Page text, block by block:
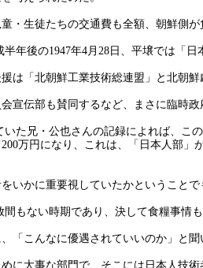
・生徒たちの交通費も全額、朝鮮側
年後の1947年4月28日、平壌では「
は「北朝鮮工業技術総連盟」と北朝鮮
宣伝部も賛同するなど、まさに臨時
た兄・公也さんの記録によれば、こ
万円になり、これは、「日本人部
いかに重要視していたかということで
もない時期であり、決して食糧事情
「こんなに優遇されていいのか」と
に大事な部門で、そこには日本人技